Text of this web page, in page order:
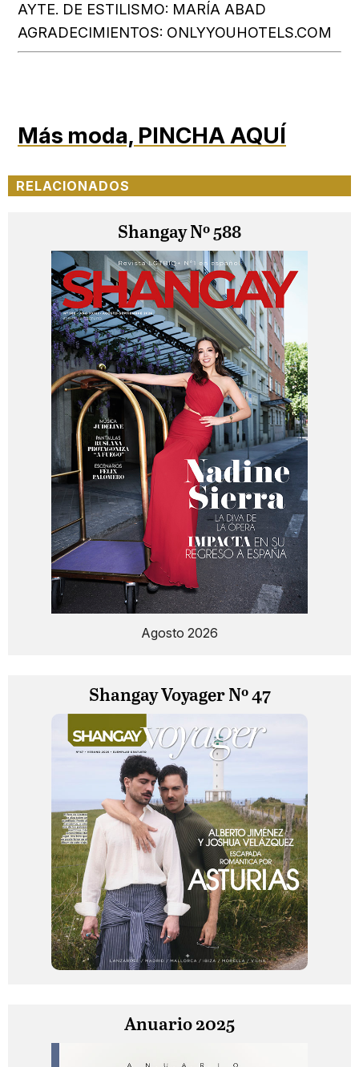
AYTE. DE ESTILISMO: MARÍA ABAD
AGRADECIMIENTOS: ONLYYOUHOTELS.COM
Más moda, PINCHA AQUÍ
RELACIONADOS
Shangay Nº 588
Agosto 2026
Shangay Voyager Nº 47
Anuario 2025